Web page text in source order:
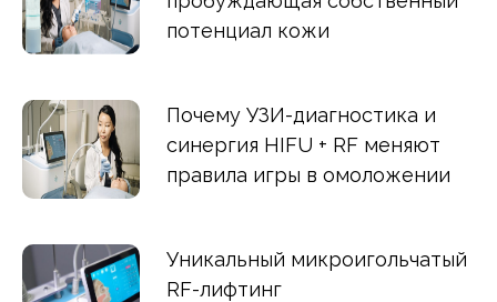
потенциал кожи
Почему УЗИ-диагностика и
синергия HIFU + RF меняют
правила игры в омоложении
Уникальный микроигольчатый
RF-лифтинг